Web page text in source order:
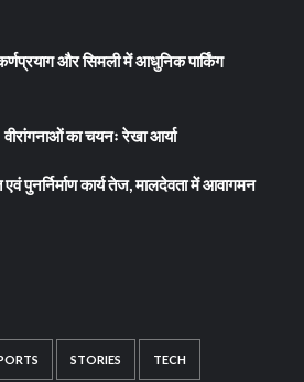
और सिमली में आधुनिक पार्किंग
का चयनः रेखा आर्या
पुनर्निर्माण कार्य तेज, मालदेवता में आवागमन
STORIES TECH